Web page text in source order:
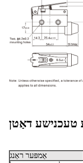
טעכנישע דאַטן
אַמפּער ראַנג